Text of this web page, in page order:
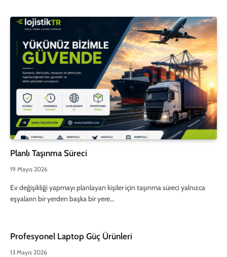
Planlı Taşınma Süreci
19 Mayıs 2026
Ev değişikliği yapmayı planlayan kişiler için taşınma süreci yalnızca
eşyaların bir yerden başka bir yere…
Profesyonel Laptop Güç Ürünleri
13 Mayıs 2026